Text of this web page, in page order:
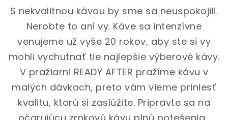
S nekvalitnou kávou by sme sa neuspokojili.
Nerobte to ani vy. Káve sa intenzívne
venujeme už vyše 20 rokov, aby ste si vy
mohli vychutnať tie najlepšie výberové kávy.
V pražiarni READY AFTER pražíme kávu v
malých dávkach, preto vám vieme priniesť
kvalitu, ktorú si zaslúžite. Pripravte sa na